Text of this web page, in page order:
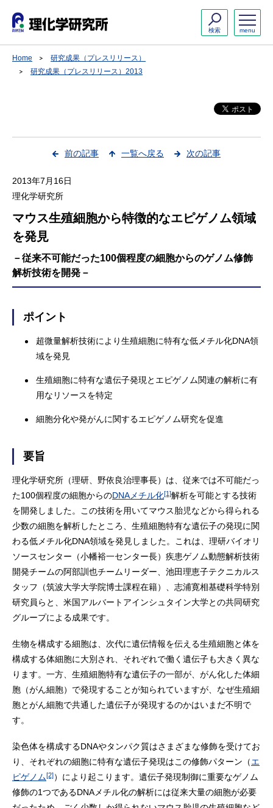
menu
検索
Home
研究成果（プレスリリース）
研究成果（プレスリリース）2013
前の記事 一覧へ戻る 次の記事
2013年7月16日
理化学研究所
マウス生殖細胞から特徴的なエピゲノム領域
を発見
－従来不可能だった100個程度の細胞からのゲノム修飾
解析技術を開発－
ポイント
超微量解析技術により生殖細胞に特有な低メチル化DNA領
域を発見
生殖細胞に特有な遺伝子発現とエピゲノム関連の解析に有
用なリソースを特定
細胞分化や発がんに関するエピゲノム研究を促進
要旨
理化学研究所（理研、野依良治理事長）は、従来では不可能だっ
た100個程度の細胞からのDNAメチル化[1]解析を可能とする技術
を開発しました。この技術を用いてマウス胎児などから得られる
少数の細胞を解析したところ、生殖細胞特有な遺伝子の発現に関
わる低メチル化DNA領域を発見しました。これは、理研バイオリ
ソースセンター（小幡裕一センター長）疾患ゲノム動態解析技術
開発チームの阿部訓也チームリーダー、池田理恵子テクニカルス
タッフ（筑波大学大学院博士課程在籍）、志浦寛相基礎科学特別
研究員らと、米国アルバートアインシュタイン大学との共同研究
グループによる成果です。
生物を構成する細胞は、次代に遺伝情報を伝える生殖細胞と体を
構成する体細胞に大別され、それぞれで働く遺伝子も大きく異な
ります。一方、生殖細胞特有な遺伝子の一部が、がん化した体細
胞（がん細胞）で発現することが知られていますが、なぜ生殖細
胞とがん細胞で共通した遺伝子が発現するのかはいまだ不明で
す。
染色体を構成するDNAやタンパク質はさまざまな修飾を受けてお
り、それぞれの細胞に特有な遺伝子発現はこの修飾パターン（エ
ピゲノム[2]）により起こります。遺伝子発現制御に重要なゲノム
修飾の1つであるDNAメチル化の解析には従来大量の細胞が必要